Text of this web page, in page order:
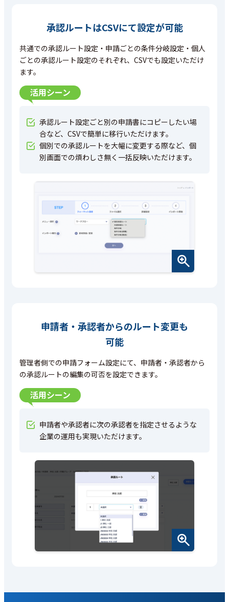
承認ルートはCSVにて設定が可能
共通での承認ルート設定・申請ごとの条件分岐設定・個人
ごとの承認ルート設定のそれぞれ、CSVでも設定いただけ
ます。
活用シーン
承認ルート設定ごと別の申請書にコピーしたい場
合など、CSVで簡単に移行いただけます。
個別での承認ルートを大幅に変更する際など、個
別画面での煩わしさ無く一括反映いただけます。
申請者・承認者からのルート変更も
可能
管理者側での申請フォーム設定にて、申請者・承認者から
の承認ルートの編集の可否を設定できます。
活用シーン
申請者や承認者に次の承認者を指定させるような
企業の運用も実現いただけます。